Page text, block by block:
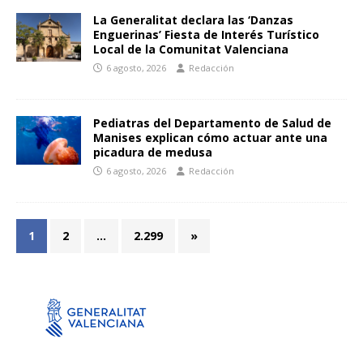
La Generalitat declara las ‘Danzas
Enguerinas’ Fiesta de Interés Turístico
Local de la Comunitat Valenciana
6 agosto, 2026 Redacción
Pediatras del Departamento de Salud de
Manises explican cómo actuar ante una
picadura de medusa
6 agosto, 2026 Redacción
1 2 … 2.299 »